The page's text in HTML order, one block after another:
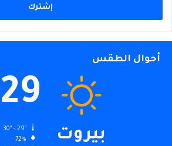
أحوال الطقس
بيروت
29
72%